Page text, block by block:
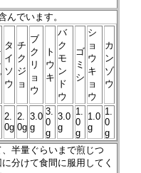
んでいます。
タ
イ
ソ
ウ
チ
ク
ジ
ョ
ブ
ク
リ
ョ
ウ
ト
ウ
キ
バ
ク
モ
ン
ド
ウ
ゴ
ミ
シ
シ
ョ
ウ
キ
ョ
ウ
カ
ン
ゾ
ウ
2.
0g
2.
0g
3.0
g
3.
0
g
3.0
g
1.
0
g
1.0
g
1.
0
g
半量ぐらいまで煎じつ
分けて食間に服用してく